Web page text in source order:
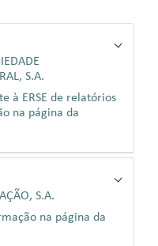
S.A.
à ERSE de relatórios
na página da
S.A.
na página da